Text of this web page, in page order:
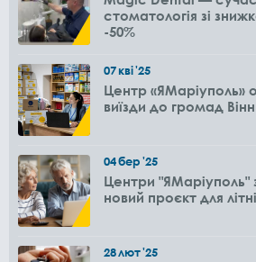
стоматологія зі
-50%
07кві'25
Центр «ЯМаріуполь»
виїзди до громад
04бер'25
Центри "ЯМаріуполь"
новий проєкт для
28лют'25